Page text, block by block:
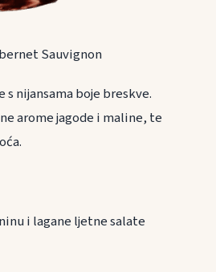
Sauvignon
s nijansama boje breskve.
arome jagode i maline, te
i lagane ljetne salate